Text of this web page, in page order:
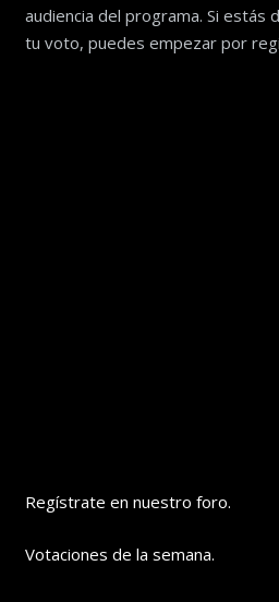
audiencia del programa. Si estás
tu voto, puedes empezar por
Regístrate en nuestro foro.
Votaciones de la semana.